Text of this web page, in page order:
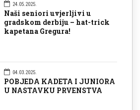
24.05.2025.
Naši seniori uvjerljivi u
gradskom derbiju – hat-trick
kapetana Gregura!
04.03.2025.
POBJEDA KADETA I JUNIORA
U NASTAVKU PRVENSTVA